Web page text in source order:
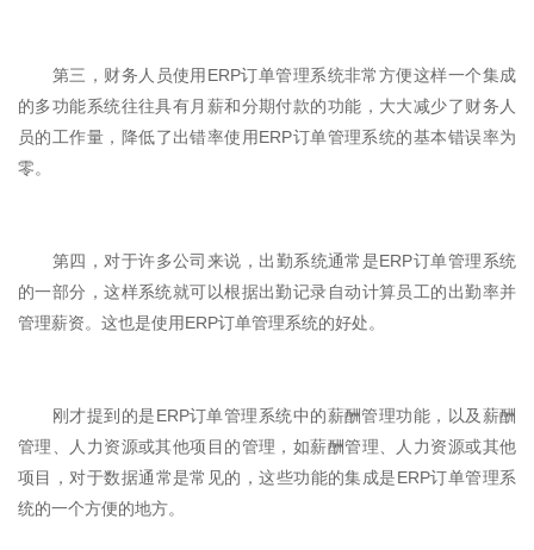
第三，财务人员使用ERP订单管理系统非常方便这样一个集成
的多功能系统往往具有月薪和分期付款的功能，大大减少了财务人
员的工作量，降低了出错率使用ERP订单管理系统的基本错误率为
零。
第四，对于许多公司来说，出勤系统通常是ERP订单管理系统
的一部分，这样系统就可以根据出勤记录自动计算员工的出勤率并
管理薪资。这也是使用ERP订单管理系统的好处。
刚才提到的是ERP订单管理系统中的薪酬管理功能，以及薪酬
管理、人力资源或其他项目的管理，如薪酬管理、人力资源或其他
项目，对于数据通常是常见的，这些功能的集成是ERP订单管理系
统的一个方便的地方。